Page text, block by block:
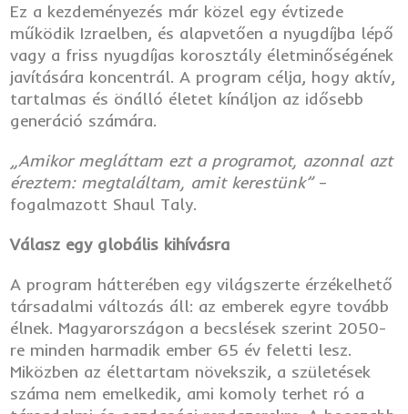
Ez a kezdeményezés már közel egy évtizede
működik Izraelben, és alapvetően a nyugdíjba lépő
vagy a friss nyugdíjas korosztály életminőségének
javítására koncentrál. A program célja, hogy aktív,
tartalmas és önálló életet kínáljon az idősebb
generáció számára.
„Amikor megláttam ezt a programot, azonnal azt
éreztem: megtaláltam, amit kerestünk”–
fogalmazott Shaul Taly.
Válasz egy globális kihívásra
A program hátterében egy világszerte érzékelhető
társadalmi változás áll: az emberek egyre tovább
élnek. Magyarországon a becslések szerint 2050-
re minden harmadik ember 65 év feletti lesz.
Miközben az élettartam növekszik, a születések
száma nem emelkedik, ami komoly terhet ró a